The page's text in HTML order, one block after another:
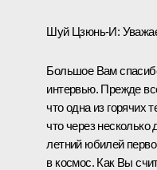
Шуй Цзюнь-И:
Большое Вам
интервью. Прежде
что одна из горячих
что через несколько
летний юбилей
в космос. Как Вы